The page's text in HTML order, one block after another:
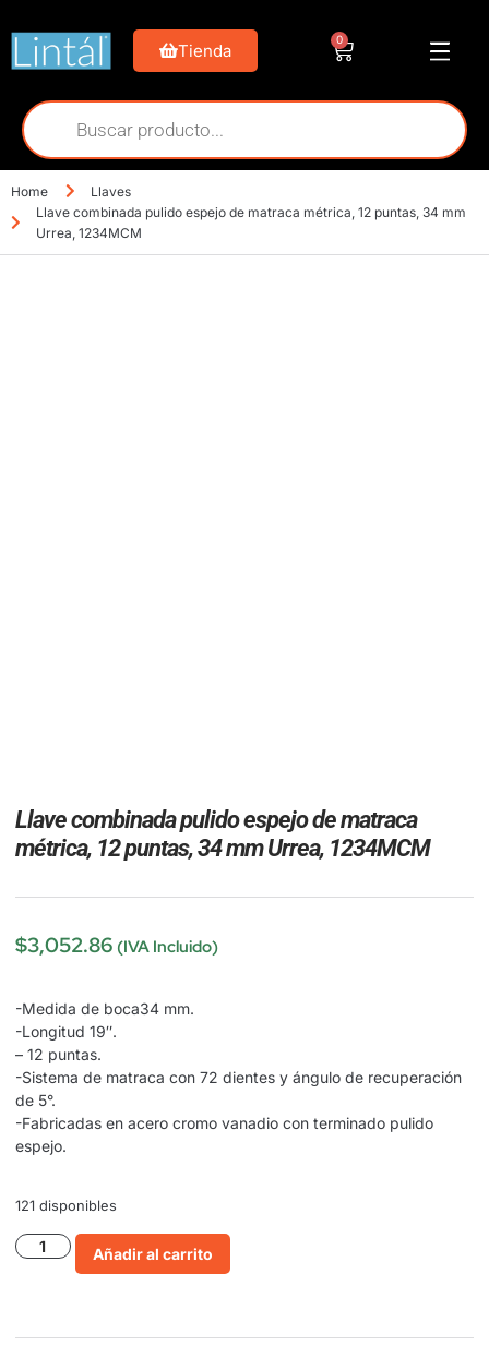
Tienda
0
Home
Llaves
Llave combinada pulido espejo de matraca métrica, 12 puntas, 34 mm
Urrea, 1234MCM
Llave combinada pulido espejo de matraca
métrica, 12 puntas, 34 mm Urrea, 1234MCM
$3,052.86 (IVA Incluido)
-Medida de boca34 mm.
-Longitud 19″.
– 12 puntas.
-Sistema de matraca con 72 dientes y ángulo de recuperación
de 5°.
-Fabricadas en acero cromo vanadio con terminado pulido
espejo.
121 disponibles
Añadir al carrito